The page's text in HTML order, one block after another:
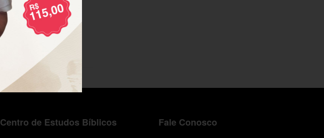
Centro de Estudos Bíblicos Fale Conosco